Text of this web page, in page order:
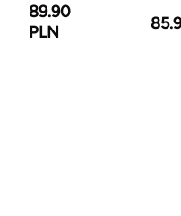
89.90
PLN